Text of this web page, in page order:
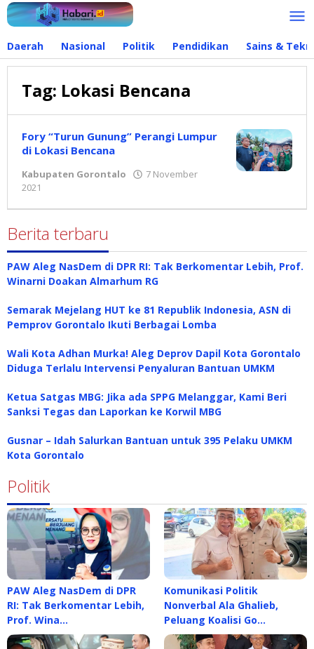
Lewati
ke
Daerah Nasional Politik Pendidikan Sains &
Tag: Lokasi Bencana
Fory “Turun Gunung” Perangi Lumpur
di Lokasi Bencana
Kabupaten Gorontalo
7 November
2021
Berita terbaru
PAW Aleg NasDem di DPR RI: Tak Berkomentar Lebih, Prof.
Winarni Doakan Almarhum RG
Semarak Mejelang HUT ke 81 Republik Indonesia, ASN di
Pemprov Gorontalo Ikuti Berbagai Lomba
Wali Kota Adhan Murka! Aleg Deprov Dapil Kota Gorontalo
Diduga Terlalu Intervensi Penyaluran Bantuan UMKM
Ketua Satgas MBG: Jika ada SPPG Melanggar, Kami Beri
Sanksi Tegas dan Laporkan ke Korwil MBG
Gusnar – Idah Salurkan Bantuan untuk 395 Pelaku UMKM
Kota Gorontalo
Politik
PAW Aleg NasDem di DPR
RI: Tak Berkomentar Lebih,
Prof. Wina…
Komunikasi Politik
Nonverbal Ala Ghalieb,
Peluang Koalisi Go…